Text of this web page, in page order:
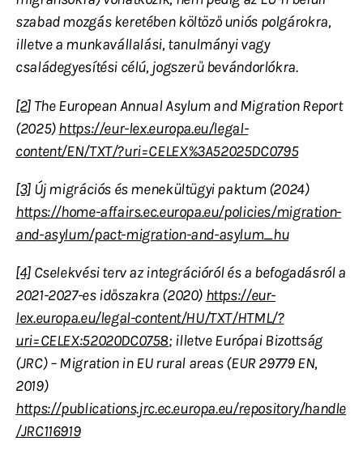
szabad mozgás keretében költöző uniós polgárokra,
illetve a munkavállalási, tanulmányi vagy
családegyesítési célú, jogszerű bevándorlókra.
[2]The European Annual Asylum and Migration Report
(2025)https://eur-lex.europa.eu/legal-
content/EN/TXT/?uri=CELEX%3A52025DC0795
[3]Új migrációs és menekültügyi paktum (2024)
https://home-affairs.ec.europa.eu/policies/migration-
and-asylum/pact-migration-and-asylum_hu
[4]Cselekvési terv az integrációról és a befogadásról a
2021-2027-es időszakra (2020) https://eur-
lex.europa.eu/legal-content/HU/TXT/HTML/?
uri=CELEX:52020DC0758; illetve Európai Bizottság
(JRC) – Migration in EU rural areas (EUR 29779 EN,
2019)
https://publications.jrc.ec.europa.eu/repository/handle
/JRC116919